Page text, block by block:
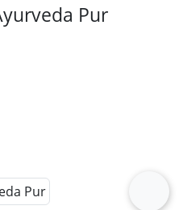
Pur
exitiert, können Sie die
vor